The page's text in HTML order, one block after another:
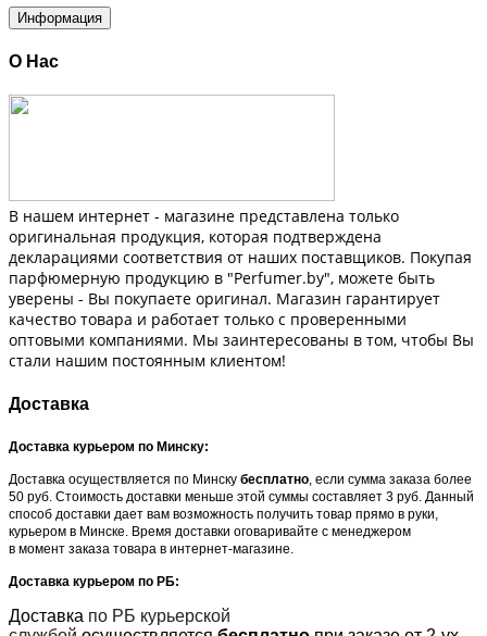
Информация
О Нас
В нашем интернет - магазине представлена только
оригинальная продукция, которая подтверждена
декларациями соответствия от наших поставщиков. Покупая
парфюмерную продукцию в "Perfumer.by", можете быть
уверены - Вы покупаете оригинал. Магазин гарантирует
качество товара и работает только с проверенными
оптовыми компаниями. Мы заинтересованы в том, чтобы Вы
стали нашим постоянным клиентом!
Доставка
Доставка курьером по Минску:
Доставка осуществляется по Минску бесплатно , если сумма заказа более
50 руб. Стоимость доставки меньше этой суммы составляет 3 руб. Данный
способ доставки дает вам возможность получить товар прямо в руки,
курьером в Минске. Время доставки оговаривайте с менеджером
в момент заказа товара в интернет-магазине.
Доставка курьером по РБ:
Доставка по РБ курьерской